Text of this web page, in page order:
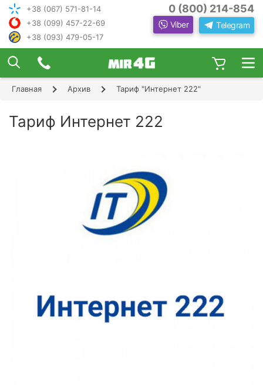
+38 (067) 571-81-14
+38 (099) 457-22-69
+38 (093) 479-05-17
0 (800) 214-854
Viber Telegram
Главная Архив Тариф "Интернет 222"
Тариф Интернет 222
ПОДОБРАТЬ ИНТЕРНЕТ С ИН
ЖЕНЕРОМ-
КОНСУЛЬТАНТОМ
Чтобы выбрать лучшего оператора и
оборудование, ответьте, пожалуйста, на
следую
щие вопросы:
×